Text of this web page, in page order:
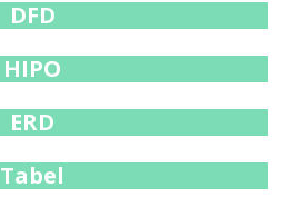
DFD
HIPO
ERD
Tabel